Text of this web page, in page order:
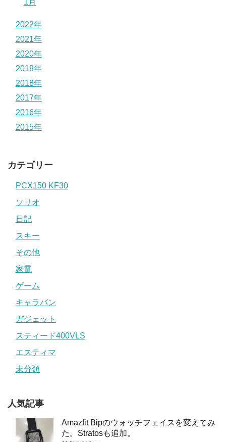
1月
2022年
2021年
2020年
2019年
2018年
2017年
2016年
2015年
カテゴリー
PCX150 KF30
ソリオ
日記
スキー
その他
家電
ゲーム
キャラバン
ガジェット
スティード400VLS
エスティマ
未分類
人気記事
Amazfit Bipのウォッチフェイスを変えてみ
た。Stratosも追加。